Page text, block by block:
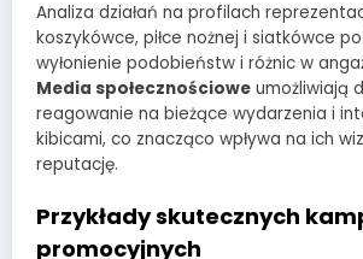
Analiza działań na profilach
koszykówce, piłce nożnej i siatkówce
wyłonienie podobieństw i różnic w
Media społecznościowe umożliwiają
reagowanie na bieżące wydarzenia i
kibicami, co znacząco wpływa na ich
reputację.
Przykłady skutecznych
promocyjnych